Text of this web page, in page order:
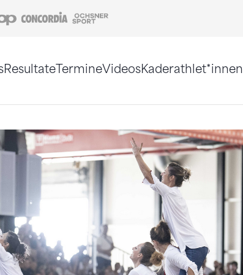
Coop Concordia
ResultateTermineVideosKaderathlet*innen